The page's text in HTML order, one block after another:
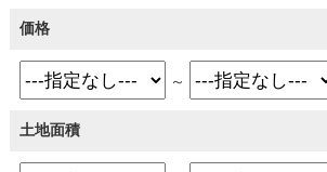
価格
～
土地面積